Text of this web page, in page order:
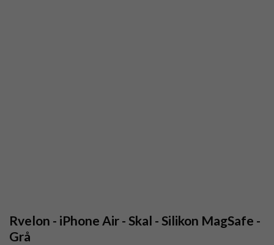
Rvelon - iPhone Air - Skal - Silikon MagSafe -
Grå